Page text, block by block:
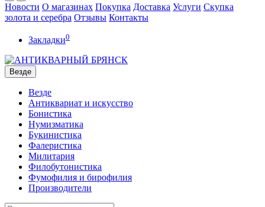
Новости О магазинах Покупка Доставка Услуги Скупка
золота и серебра Отзывы Контакты
Закладки0
Везде
Везде
Антиквариат и искусство
Бонистика
Нумизматика
Букинистика
Фалеристика
Милитария
Филобутонистика
Фумофилия и бирофилия
Производители